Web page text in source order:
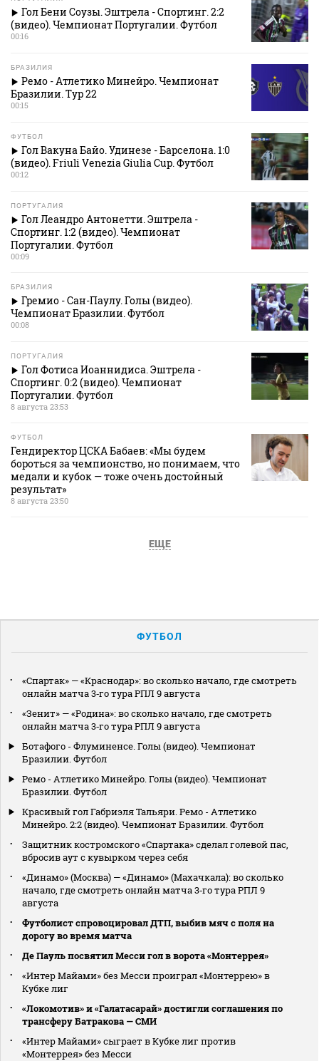
Гол Бени Соузы. Эштрела - Спортинг. 2:2
(видео). Чемпионат Португалии. Футбол
00:16
БРАЗИЛИЯ
Ремо - Атлетико Минейро. Чемпионат
Бразилии. Тур 22
00:15
ФУТБОЛ
Гол Вакуна Байо. Удинезе - Барселона. 1:0
(видео). Friuli Venezia Giulia Cup. Футбол
00:12
ПОРТУГАЛИЯ
Гол Леандро Антонетти. Эштрела -
Спортинг. 1:2 (видео). Чемпионат
Португалии. Футбол
00:09
БРАЗИЛИЯ
Гремио - Сан-Паулу. Голы (видео).
Чемпионат Бразилии. Футбол
00:08
ПОРТУГАЛИЯ
Гол Фотиса Иоаннидиса. Эштрела -
Спортинг. 0:2 (видео). Чемпионат
Португалии. Футбол
8 августа 23:53
ФУТБОЛ
Гендиректор ЦСКА Бабаев: «Мы будем
бороться за чемпионство, но понимаем, что
медали и кубок — тоже очень достойный
результат»
8 августа 23:50
ЕЩЕ
ФУТБОЛ
«Спартак» — «Краснодар»: во сколько начало, где смотреть
онлайн матча 3‑го тура РПЛ 9 августа
«Зенит» — «Родина»: во сколько начало, где смотреть
онлайн матча 3‑го тура РПЛ 9 августа
Ботафого - Флуминенсе. Голы (видео). Чемпионат
Бразилии. Футбол
Ремо - Атлетико Минейро. Голы (видео). Чемпионат
Бразилии. Футбол
Красивый гол Габриэля Тальяри. Ремо - Атлетико
Минейро. 2:2 (видео). Чемпионат Бразилии. Футбол
Защитник костромского «Спартака» сделал голевой пас,
вбросив аут с кувырком через себя
«Динамо» (Москва) — «Динамо» (Махачкала): во сколько
начало, где смотреть онлайн матча 3‑го тура РПЛ 9
августа
Футболист спровоцировал ДТП, выбив мяч с поля на
дорогу во время матча
Де Пауль посвятил Месси гол в ворота «Монтеррея»
«Интер Майами» без Месси проиграл «Монтеррею» в
Кубке лиг
«Локомотив» и «Галатасарай» достигли соглашения по
трансферу Батракова — СМИ
«Интер Майами» сыграет в Кубке лиг против
«Монтеррея» без Месси